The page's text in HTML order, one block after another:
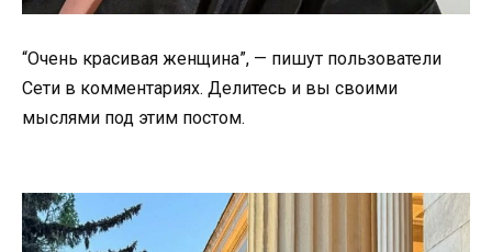
“Очень красивая женщина”, — пишут пользователи
Сети в комментариях. Делитесь и вы своими
мыслями под этим постом.